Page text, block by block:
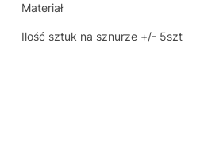
Materiał
Ilość sztuk na sznurze +/- 5szt